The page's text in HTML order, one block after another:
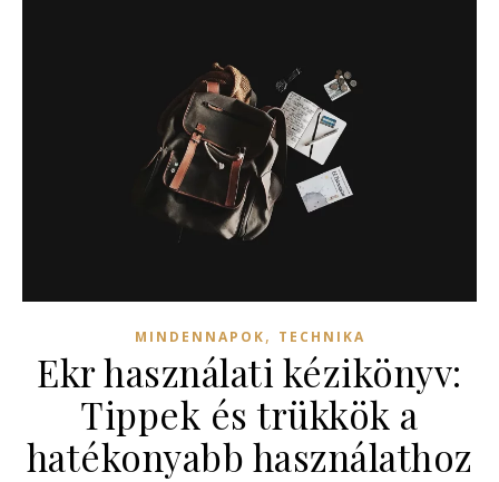
MINDENNAPOK, TECHNIKA
Ekr használati kézikönyv:
Tippek és trükkök a
hatékonyabb használathoz